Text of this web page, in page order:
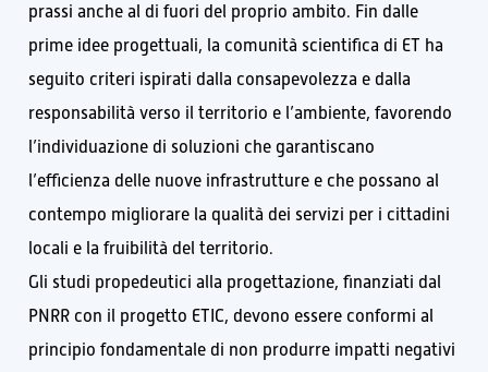
prassi anche al di fuori del proprio ambito. Fin dalle
prime idee progettuali, la comunità scientifica di ET ha
seguito criteri ispirati dalla consapevolezza e dalla
responsabilità verso il territorio e l’ambiente, favorendo
l’individuazione di soluzioni che garantiscano
l’efficienza delle nuove infrastrutture e che possano al
contempo migliorare la qualità dei servizi per i cittadini
locali e la fruibilità del territorio.
Gli studi propedeutici alla progettazione, finanziati dal
PNRR con il progetto ETIC, devono essere conformi al
principio fondamentale di non produrre impatti negativi